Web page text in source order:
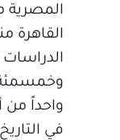
المصرية
القاهرة
الدراسات
وخمسمئة
واحداً من
في